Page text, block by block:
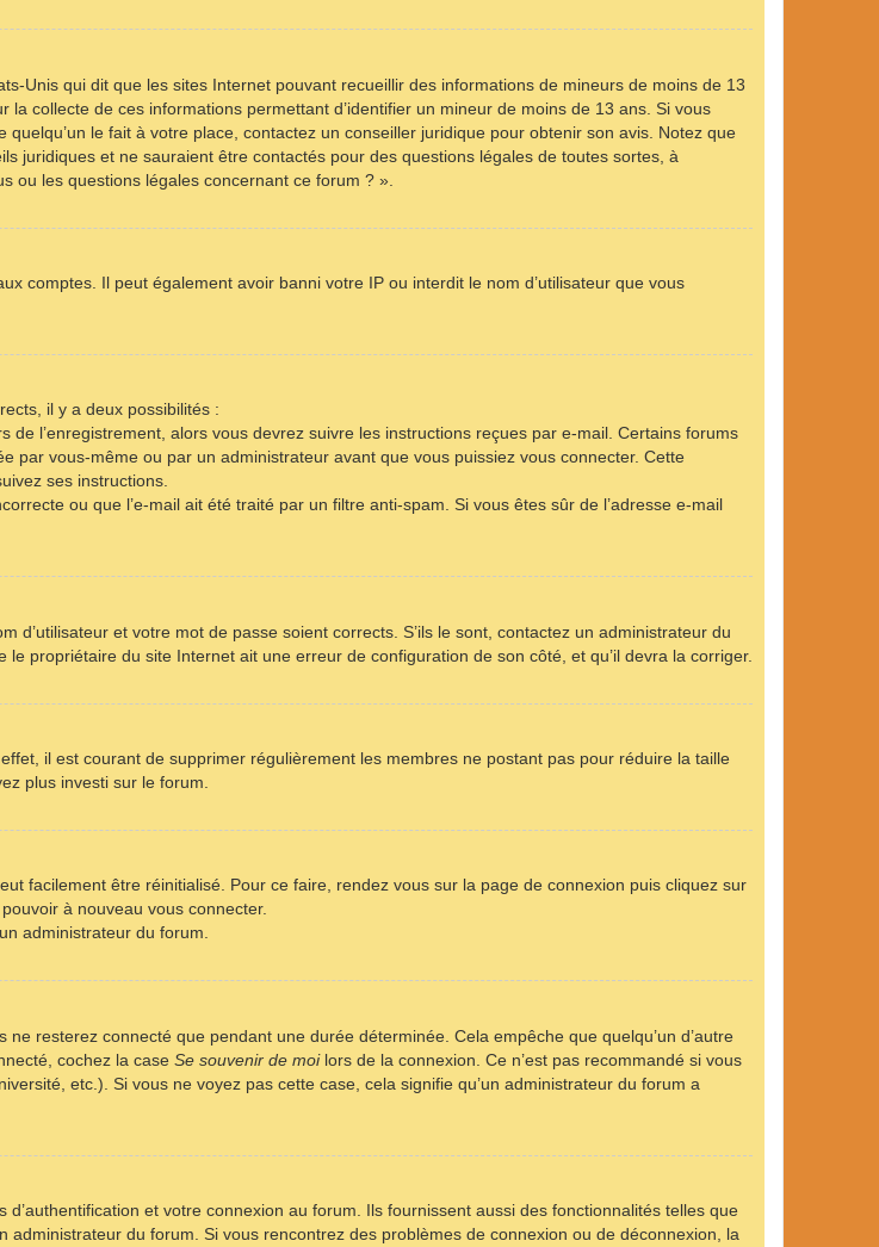
Unis qui dit que les sites Internet pouvant recueillir des informations de mineurs de moins de 13
collecte de ces informations permettant d’identifier un mineur de moins de 13 ans. Si vous
le fait à votre place, contactez un conseiller juridique pour obtenir son avis. Notez que
juridiques et ne sauraient être contactés pour des questions légales de toutes sortes, à
ou les questions légales concernant ce forum ? ».
comptes. Il peut également avoir banni votre IP ou interdit le nom d’utilisateur que vous
il y a deux possibilités :
l’enregistrement, alors vous devrez suivre les instructions reçues par e-mail. Certains forums
par vous-même ou par un administrateur avant que vous puissiez vous connecter. Cette
ses instructions.
ou que l’e-mail ait été traité par un filtre anti-spam. Si vous êtes sûr de l’adresse e-mail
et votre mot de passe soient corrects. S’ils le sont, contactez un administrateur du
propriétaire du site Internet ait une erreur de configuration de son côté, et qu’il devra la corriger.
il est courant de supprimer régulièrement les membres ne postant pas pour réduire la taille
plus investi sur le forum.
facilement être réinitialisé. Pour ce faire, rendez vous sur la page de connexion puis cliquez sur
à nouveau vous connecter.
administrateur du forum.
resterez connecté que pendant une durée déterminée. Cela empêche que quelqu’un d’autre
cochez la case Se souvenir de moilors de la connexion. Ce n’est pas recommandé si vous
etc.). Si vous ne voyez pas cette case, cela signifie qu’un administrateur du forum a
et votre connexion au forum. Ils fournissent aussi des fonctionnalités telles que
du forum. Si vous rencontrez des problèmes de connexion ou de déconnexion, la